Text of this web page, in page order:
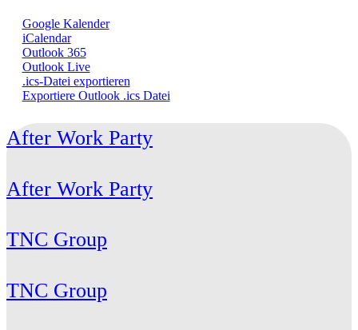
Google Kalender
iCalendar
Outlook 365
Outlook Live
.ics-Datei exportieren
Exportiere Outlook .ics Datei
After Work Party
After Work Party
TNC Group
TNC Group